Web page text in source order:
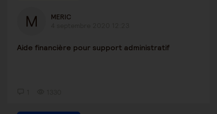
MERIC
Aide financière pour support administratif